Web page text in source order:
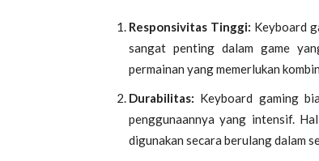
Responsivitas Tinggi: Keyboard
sangat penting dalam game
permainan yang memerlukan
Durabilitas: Keyboard gaming
penggunaannya yang intensif.
digunakan secara berulang dalam